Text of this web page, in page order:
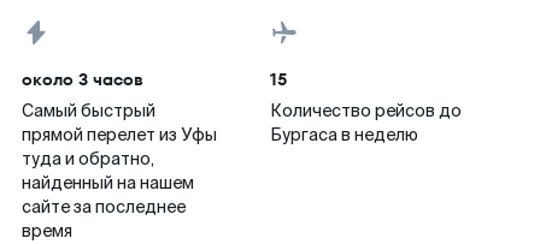
около 3 часов
Самый быстрый
прямой перелет из Уфы
туда и обратно,
найденный на нашем
сайте за последнее
время
15
Количество рейсов до
Бургаса в неделю